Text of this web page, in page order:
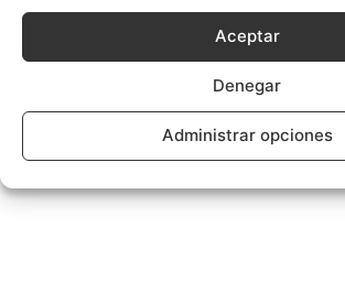
Aceptar
Denegar
Administrar opciones